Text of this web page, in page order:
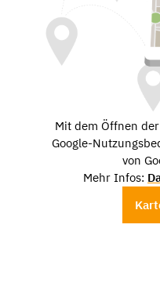
Mit dem Öffnen
Google-
von
Mehr Infos: